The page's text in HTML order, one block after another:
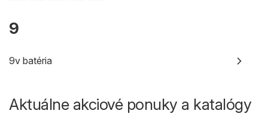
9
9v batéria
Aktuálne akciové ponuky a katalógy